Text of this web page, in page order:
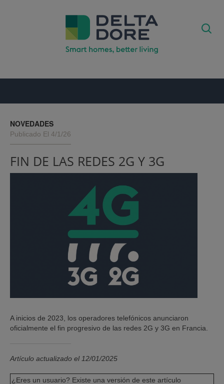
NOVEDADES
Publicado El 4/1/26
FIN DE LAS REDES 2G Y 3G
A inicios de 2023, los operadores telefónicos anunciaron
oficialmente el fin progresivo de las redes 2G y 3G en Francia.
Artículo actualizado el 12/01/2025
¿Eres un usuario? Existe una versión de este artículo